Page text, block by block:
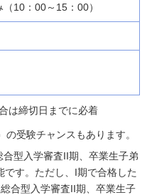
10：00～15：00）
は締切日までに必着
受験チャンスもあります。
型入学審査II期、卒業生子弟
す。ただし、I期で合格した
合型入学審査II期、卒業生子